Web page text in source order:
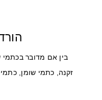
בין אם מדובר בכתמי
זקנה, כתמי שומן,